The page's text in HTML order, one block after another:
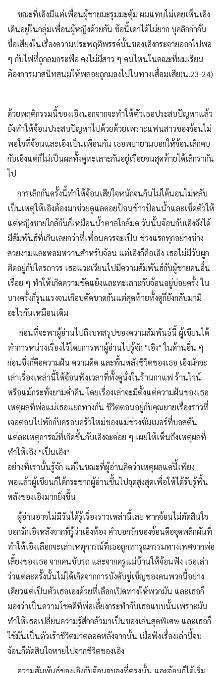
ขณะที่เอิงมีแต่เพื่อนผู้ชายมะรุมมะตุ้ม ผมแทบไม่เคยเห็นเอิง
เดินอยู่ในกลุ่มเพื่อนผู้หญิงด้วยกัน ข้อนี้เดาได้ไม่ยาก บุคลิกก๋ากั่น
ชื่อเสียงในเรื่องความประพฤติพรรค์นั้นของเอิงกระจายออกไปพอ
ๆ กับไฟที่ถูกลมกระพือ คงไม่มีสาว ๆ คนไหนในคณะที่ผมเรียน
ต้องการมาสนิทสนมให้พลอยถูกมองไปในทางเสื่อมเสีย(น.23-24)
ด้วยพฤติกรรมนี้ของเอิงนอกจากจะทำให้ตัวเธอประสบปัญหาแล้ว
ยังทำให้จ้อนประสบปัญหาไปด้วยด้วยเพราะแฟนสาวของจ้อนไม่
พอใจที่จ้อนและเอิงเป็นเพื่อนกัน เธอพยายามบอกให้จ้อนเลิกคบ
กับเอิงแต่ก็ไม่เป็นผลทั้งคู่ทะเลาะกันอยู่เรื่อยจนสุดท้ายได้เลิกรากัน
ไป
การเลิกกันครั้งนี้ทำให้จ้อนเสียใจหนักจนกินไม่ได้นอนไม่หลับ
เป็นเหตุให้เอิงต้องมาช่วยดูแลคอยป้อนข้าวป้อนน้ำและเช็ดตัวให้
แต่หญิงชายใกล้กันก็เหมือนน้ำตาลใกล้มด วันนั้นจ้อนกับเอิงจึงได้
มีสัมพันธ์ที่เกินเลยกว่าที่เพื่อนควรจะเป็น ช่วงแรกทุกอย่างช่าง
สวยงามและหอมหวานสำหรับจ้อน แต่เอิงก็คือเอิง เธอไม่มีวันผูก
ติดอยู่กับใครถาวร เธอแวะเวียนไปมีความสัมพันธ์กับผู้ชายคนอื่น
เรื่อย ๆ ทำให้เกิดความขัดแย้งและทะเลาะกับจ้อนอยู่บ่อยครั้ง ใน
บางครั้งก็รุนแรงจนเกือบตัดขาดกันแต่สุดท้ายทั้งคู่ก็ยังกลับมามี
อะไรกันเหมือนเดิม
ก่อนที่จะพาผู้อ่านไปถึงบทสรุปของความสัมพันธ์นี้ ผู้เขียนได้
ทำการหน่วงเรื่องไว้โดยการพาผู้อ่านไปรู้จัก "เอิง" ในด้านอื่น ๆ
ก่อนซึ่งก็คือความฝัน ความคิด และพื้นหลังชีวิตของเธอ เอิงมักจะ
เล่าเรื่องเหล่านี้ให้จ้อนฟังเวลาที่ทั้งคู่นั่งในร้านกาแฟ ร้านไวน์
หรือแม้กระทั่งยามค่ำคืน โดยเรื่องเล่าจะมีตั้งแต่ความฝันของเธอ
เหตุผลที่พ่อแม่เธอแยกทางกัน ชีวิตตอนอยู่กับคุณยายเรื่องราวที่
เจอตอนไปพักกับครอบครัวใหม่ของแม่ช่วงซัมเมอร์ที่บอสตัน
แต่ละเหตุการณ์ที่เกิดขึ้นกับเอิงจะค่อย ๆ เผยให้เห็นถึงเหตุผลที่
ทำให้เอิง "เป็นเอิง"
อย่างที่เรานั้นรู้จัก แต่ในขณะที่ผู้อ่านคิดว่าเหตุผลแค่นี้เพียง
พอแล้วผู้เขียนก็ได้กระชากผู้อ่านขึ้นไปจุดสูงสุดเพื่อให้ได้รับรู้พื้น
หลังของเอิงมากยิ่งขึ้น
ผู้อ่านอาจไม่มีวันได้รู้เรื่องราวเหล่านี้เลย หากจ้อนไม่ตัดสินใจ
บอกรักเอิงหลังจากที่รู้ว่าเอิงท้อง คำบอกรักของจ้อนคือจุดพลิกผันที่
ทำให้เอิงเลือกจะเล่าเหตุการณ์ที่เธอถูกทารุณกรรมทางเพศจากพ่อ
เลี้ยงของเธอ จากคนขับรถ และจากครูแม่บ้านให้จ้อนฟัง เธอเล่า
ว่าแต่ละครั้งนั้นไม่ได้เกิดจากการบังคับขู่เข็ญของคนพวกนี้อย่าง
เดียวแต่เป็นตัวเธอเองด้วยที่เลือกเปิดทางให้พวกมัน และเธอก็
มองว่าเป็นความโชคดีที่พ่อเลี้ยงกระทำกับเธอแบบนั้นเพราะมัน
ทำให้เธอเปลี่ยนความรู้สึกกลัวมาเป็นของเล่นสุดพิเศษ และเธอก็
ใช้มันเป็นตัวเร้าชีวิตมาตลอดหลังจากนั้น เมื่อฟังเรื่องเล่านี้จบ
จ้อนก็ตัดสินใจหายไปจากชีวิตของเอิง
ความสัมพันธ์ของเอิงกับจ้อนจบลงที่ตรงนั้น และจ้อนก็ได้เริ่ม